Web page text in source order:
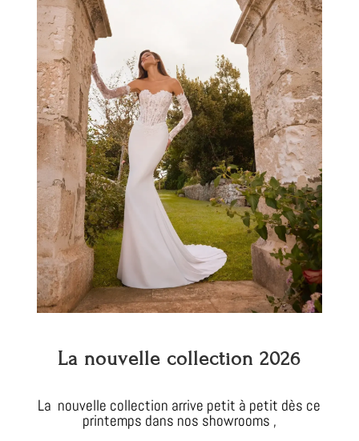
La nouvelle collection 2026
La nouvelle collection arrive petit à petit dès ce
printemps dans nos showrooms ,